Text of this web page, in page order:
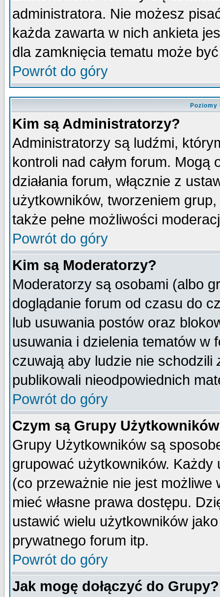
administratora. Nie możesz
każda zawarta w nich ankieta
dla zamknięcia tematu może
Powrót do góry
Kim są Administratorzy?
Administratorzy są ludźmi,
kontroli nad całym forum.
działania forum, włącznie z
użytkowników, tworzeniem
także pełne możliwości
Powrót do góry
Kim są Moderatorzy?
Moderatorzy są osobami (albo
doglądanie forum od czasu do
lub usuwania postów oraz
usuwania i dzielenia tematów w
czuwają aby ludzie nie schodzili
publikowali nieodpowiednich
Powrót do góry
Czym są Grupy
Grupy Użytkowników są
grupować użytkowników.
(co przeważnie nie jest
mieć własne prawa dostępu.
ustawić wielu użytkowników
prywatnego forum itp.
Powrót do góry
Jak mogę dołączyć do Grupy?